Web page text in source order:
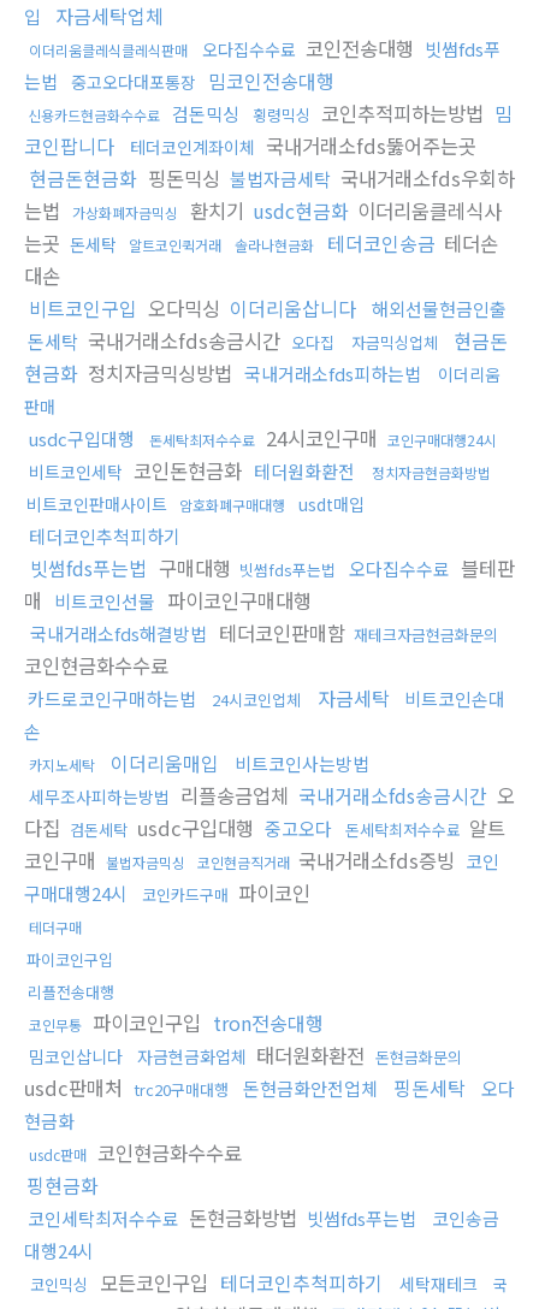
입
자금세탁업체
이더리움클레식클레식판매 오다집수수료 코인전송대행 빗썸fds푸
는법 중고오다대포통장 밈코인전송대행
신용카드현금화수수료 검돈믹싱 횡령믹싱 코인추적피하는방법 밈
코인팝니다
테더코인계좌이체 국내거래소fds뚫어주는곳
현금돈현금화 핑돈믹싱 불법자금세탁 국내거래소fds우회하
는법
가상화폐자금믹싱 환치기 usdc현금화 이더리움클레식사
는곳 돈세탁 알트코인퀵거래 솔라나현금화 테더코인송금 테더손
대손
비트코인구입 오다믹싱 이더리움삽니다
해외선물현금인출
돈세탁 국내거래소fds송금시간 오다집 자금믹싱업체
현금돈
현금화 정치자금믹싱방법 국내거래소fds피하는법
이더리움
판매
usdc구입대행 돈세탁최저수수료 24시코인구매 코인구매대행24시
비트코인세탁 코인돈현금화 테더원화환전 정치자금현금화방법
비트코인판매사이트 암호화폐구매대행 usdt매입
테더코인추척피하기
빗썸fds푸는법 구매대행 빗썸fds푸는법 오다집수수료 블테판
매
비트코인선물 파이코인구매대행
국내거래소fds해결방법 테더코인판매함 재테크자금현금화문의
코인현금화수수료
카드로코인구매하는법 24시코인업체 자금세탁
비트코인손대
손
카지노세탁 이더리움매입 비트코인사는방법
세무조사피하는방법 리플송금업체 국내거래소fds송금시간 오
다집 검돈세탁 usdc구입대행 중고오다 돈세탁최저수수료 알트
코인구매 불법자금믹싱 코인현금직거래 국내거래소fds증빙 코인
구매대행24시
코인카드구매 파이코인
테더구매
파이코인구입
리플전송대행
코인무통 파이코인구입 tron전송대행
밈코인삽니다 자금현금화업체 태더원화환전 돈현금화문의
usdc판매처 trc20구매대행 돈현금화안전업체 핑돈세탁
오다
현금화
usdc판매 코인현금화수수료
핑현금화
코인세탁최저수수료 돈현금화방법 빗썸fds푸는법
코인송금
대행24시
코인믹싱 모든코인구입 테더코인추척피하기 세탁재테크
국